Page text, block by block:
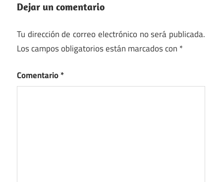
Dejar un comentario
Tu dirección de correo electrónico no será publicada.
Los campos obligatorios están marcados con *
Comentario*